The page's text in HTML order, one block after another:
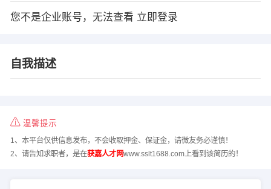
您不是企业账号，无法查看 立即登录
自我描述
温馨提示
1、本平台仅供信息发布，不会收取押金、保证金，请微友务必谨慎！
2、请告知求职者，是在获嘉人才网www.sslt1688.com上看到该简历的！